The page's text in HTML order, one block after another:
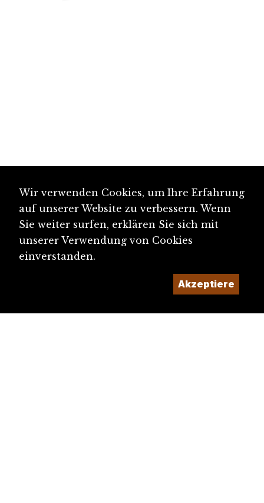
Wir verwenden Cookies, um Ihre Erfahrung
auf unserer Website zu verbessern. Wenn
Sie weiter surfen, erklären Sie sich mit
unserer Verwendung von Cookies
einverstanden.
Akzeptiere